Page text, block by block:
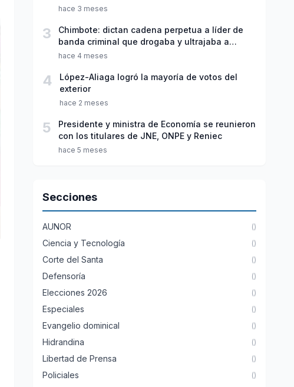
hace 3 meses
3
Chimbote: dictan cadena perpetua a líder de
banda criminal que drogaba y ultrajaba a
jóvenes
hace 4 meses
4
López-Aliaga logró la mayoría de votos del
exterior
hace 2 meses
5
Presidente y ministra de Economía se reunieron
con los titulares de JNE, ONPE y Reniec
hace 5 meses
Secciones
AUNOR ()
Ciencia y Tecnología ()
Corte del Santa ()
Defensoría ()
Elecciones 2026 ()
Especiales ()
Evangelio dominical ()
Hidrandina ()
Libertad de Prensa ()
Policiales ()